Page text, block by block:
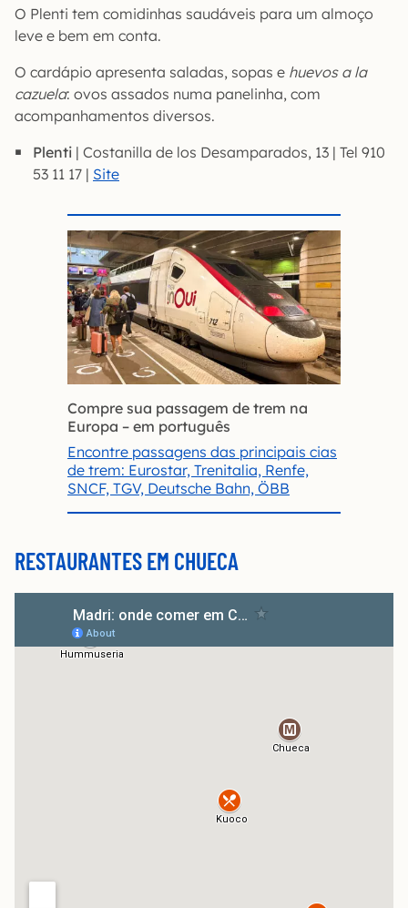
O Plenti tem comidinhas saudáveis para um almoço
leve e bem em conta.
O cardápio apresenta saladas, sopas e huevos a la
cazuela: ovos assados numa panelinha, com
acompanhamentos diversos.
Plenti | Costanilla de los Desamparados, 13 | Tel 910
53 11 17 | Site
Compre sua passagem de trem na
Europa – em português
Encontre passagens das principais cias
de trem: Eurostar, Trenitalia, Renfe,
SNCF, TGV, Deutsche Bahn, ÖBB
RESTAURANTES EM CHUECA